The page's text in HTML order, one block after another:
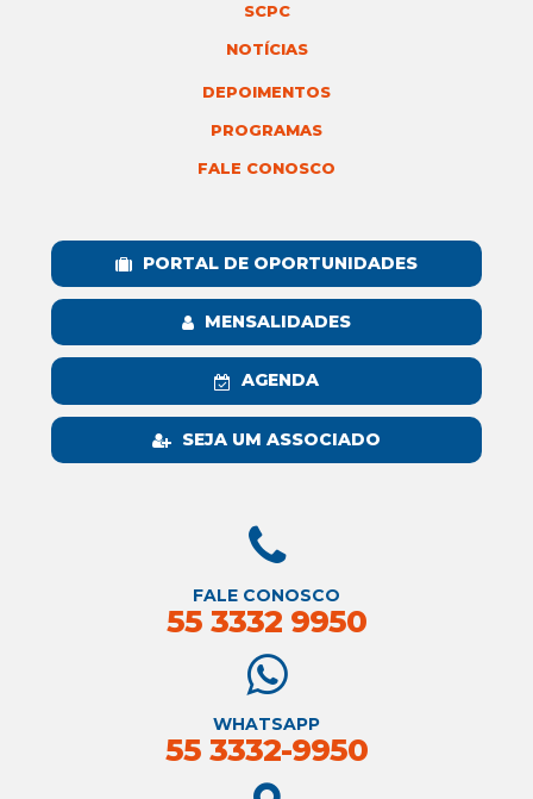
SCPC
NOTÍCIAS
DEPOIMENTOS
PROGRAMAS
FALE CONOSCO
PORTAL DE OPORTUNIDADES
MENSALIDADES
AGENDA
SEJA UM ASSOCIADO
FALE CONOSCO
55 3332 9950
WHATSAPP
55 3332-9950